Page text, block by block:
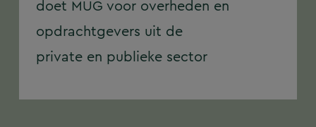
doet MUG voor overheden en
opdrachtgevers uit de
private en publieke sector